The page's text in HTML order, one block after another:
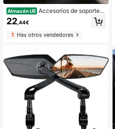
Almacén UE Accesorios de soporte u
niversal para garaje
22 ,44€
1Hay otros vendedores